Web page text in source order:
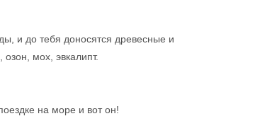
и до тебя доносятся древесные и
мох, эвкалипт.
на море и вот он!